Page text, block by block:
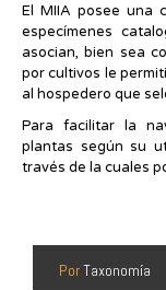
El MIIA posee una
especímenes
asocian, bien sea
por cultivos le
al hospedero que
Para facilitar la
plantas según su
través de la cuales
PorTaxonomía